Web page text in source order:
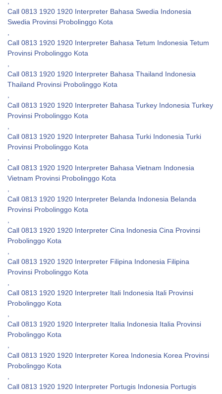
Call 0813 1920 1920 Interpreter Bahasa Swedia Indonesia
Swedia Provinsi Probolinggo Kota
,
Call 0813 1920 1920 Interpreter Bahasa Tetum Indonesia Tetum
Provinsi Probolinggo Kota
,
Call 0813 1920 1920 Interpreter Bahasa Thailand Indonesia
Thailand Provinsi Probolinggo Kota
,
Call 0813 1920 1920 Interpreter Bahasa Turkey Indonesia Turkey
Provinsi Probolinggo Kota
,
Call 0813 1920 1920 Interpreter Bahasa Turki Indonesia Turki
Provinsi Probolinggo Kota
,
Call 0813 1920 1920 Interpreter Bahasa Vietnam Indonesia
Vietnam Provinsi Probolinggo Kota
,
Call 0813 1920 1920 Interpreter Belanda Indonesia Belanda
Provinsi Probolinggo Kota
,
Call 0813 1920 1920 Interpreter Cina Indonesia Cina Provinsi
Probolinggo Kota
,
Call 0813 1920 1920 Interpreter Filipina Indonesia Filipina
Provinsi Probolinggo Kota
,
Call 0813 1920 1920 Interpreter Itali Indonesia Itali Provinsi
Probolinggo Kota
,
Call 0813 1920 1920 Interpreter Italia Indonesia Italia Provinsi
Probolinggo Kota
,
Call 0813 1920 1920 Interpreter Korea Indonesia Korea Provinsi
Probolinggo Kota
,
Call 0813 1920 1920 Interpreter Portugis Indonesia Portugis